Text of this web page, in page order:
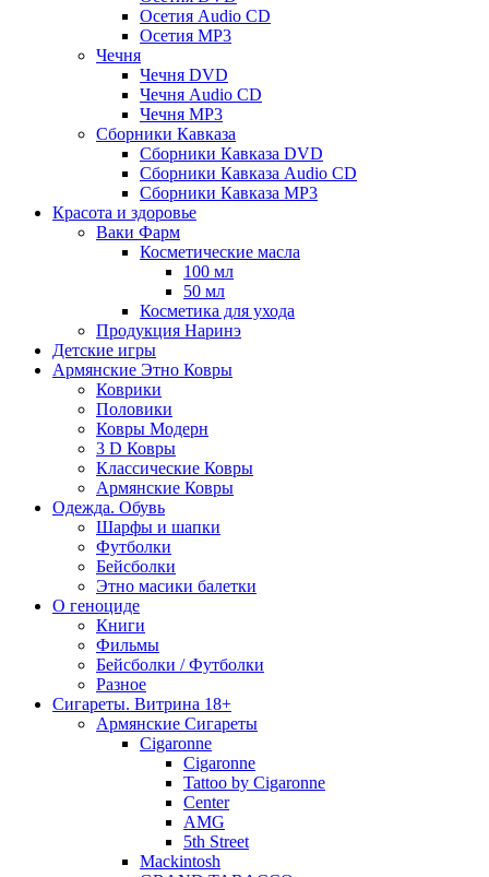
Осетия Audio CD
Осетия MP3
Чечня
Чечня DVD
Чечня Audio CD
Чечня MP3
Сборники Кавказа
Сборники Кавказа DVD
Сборники Кавказа Audio CD
Сборники Кавказа MP3
Красота и здоровье
Ваки Фарм
Косметические масла
100 мл
50 мл
Косметика для ухода
Продукция Наринэ
Детские игры
Армянские Этно Ковры
Коврики
Половики
Ковры Модерн
3 D Ковры
Классические Ковры
Армянские Ковры
Одежда. Обувь
Шарфы и шапки
Футболки
Бейсболки
Этно масики балетки
О геноциде
Книги
Фильмы
Бейсболки / Футболки
Разное
Сигареты. Витрина 18+
Армянские Сигареты
Cigaronne
Cigaronne
Tattoo by Cigaronne
Center
AMG
5th Street
Mackintosh